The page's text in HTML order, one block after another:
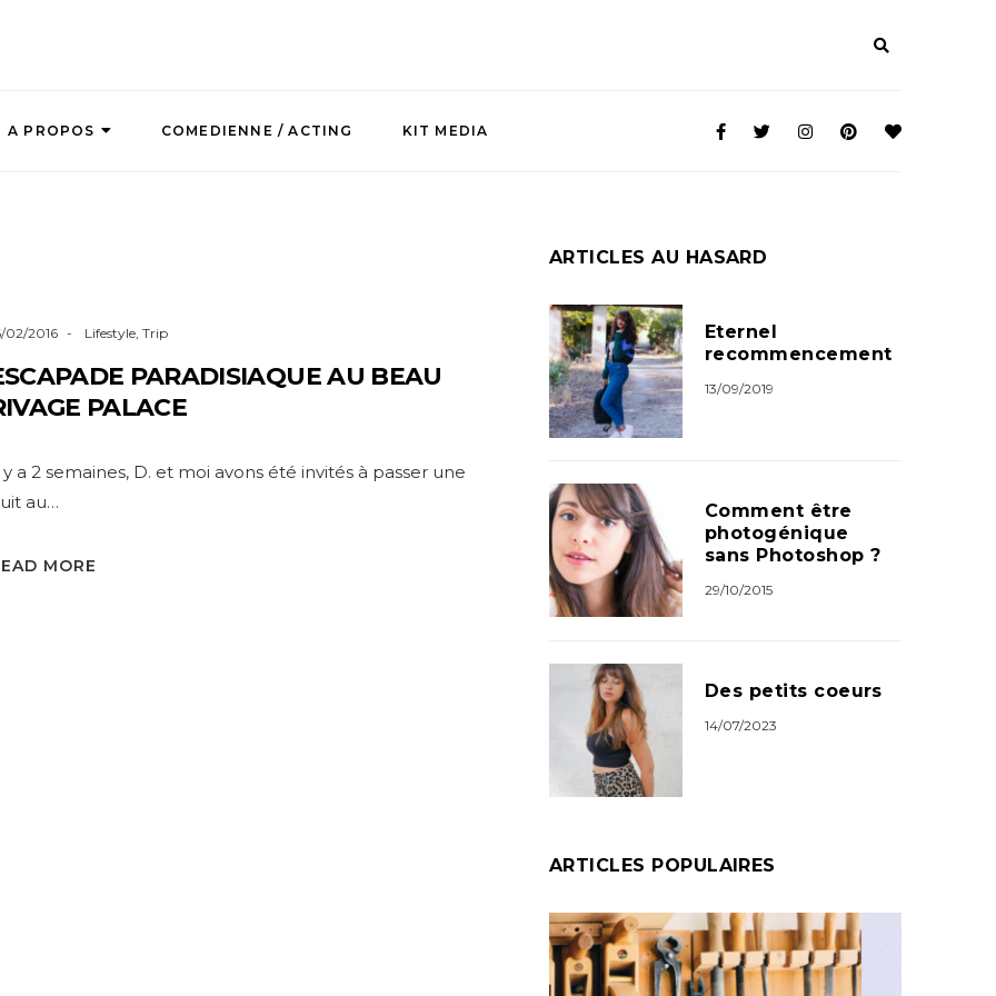
A PROPOS COMEDIENNE / ACTING KIT MEDIA
02/2016 Lifestyle, Trip
PARADISIAQUE AU BEAU
PALACE
a 2 semaines, D. et moi avons été invités à passer une
au…
MORE
ARTICLES AU HASARD
Eternel
recommencement
13/09/2019
Comment être
photogénique
sans Photoshop ?
29/10/2015
Des petits coeurs
14/07/2023
ARTICLES POPULAIRES